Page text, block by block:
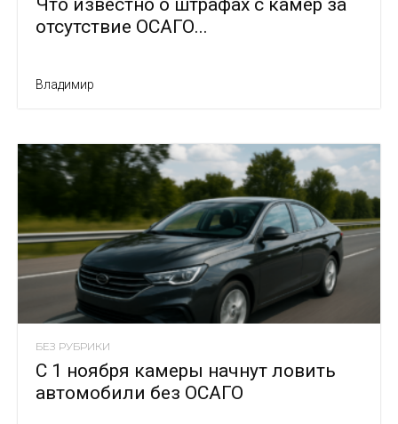
Что известно о штрафах с камер за
отсутствие ОСАГО...
Владимир
БЕЗ РУБРИКИ
С 1 ноября камеры начнут ловить
автомобили без ОСАГО